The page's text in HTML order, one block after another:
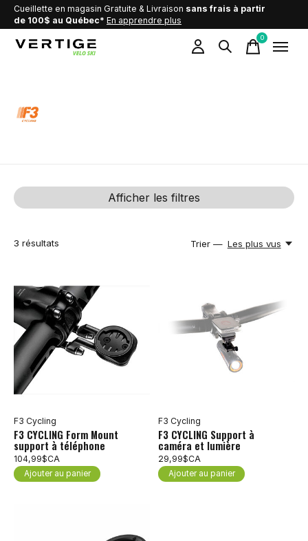
Cueillette en magasin Gratuite & Livraison sans frais à partir
de 100$ au Québec* En apprendre plus
0items
F3 Cycling
Afficher les filtres
3 résultats Trier — Les plus vus
F3 Cycling
F3 CYCLING Form Mount
support à téléphone
104,99$CA
Ajouter au panier
F3 Cycling
F3 CYCLING Support à
caméra et lumière
29,99$CA
Ajouter au panier